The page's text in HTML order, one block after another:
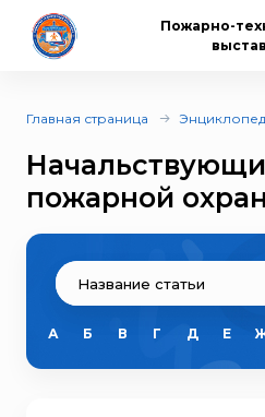
Пожарно-
Главная страница
пожарной
А Б В Г Д Е